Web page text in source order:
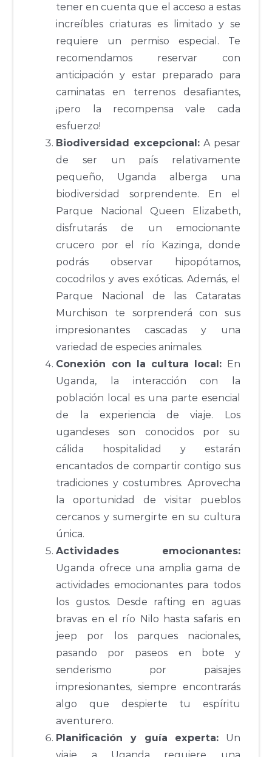
tener en cuenta que el acceso a estas
increíbles criaturas es limitado y se
requiere un permiso especial. Te
recomendamos reservar con
anticipación y estar preparado para
caminatas en terrenos desafiantes,
¡pero la recompensa vale cada
esfuerzo!
Biodiversidad excepcional: A pesar
de ser un país relativamente
pequeño, Uganda alberga una
biodiversidad sorprendente. En el
Parque Nacional Queen Elizabeth,
disfrutarás de un emocionante
crucero por el río Kazinga, donde
podrás observar hipopótamos,
cocodrilos y aves exóticas. Además, el
Parque Nacional de las Cataratas
Murchison te sorprenderá con sus
impresionantes cascadas y una
variedad de especies animales.
Conexión con la cultura local: En
Uganda, la interacción con la
población local es una parte esencial
de la experiencia de viaje. Los
ugandeses son conocidos por su
cálida hospitalidad y estarán
encantados de compartir contigo sus
tradiciones y costumbres. Aprovecha
la oportunidad de visitar pueblos
cercanos y sumergirte en su cultura
única.
Actividades emocionantes:
Uganda ofrece una amplia gama de
actividades emocionantes para todos
los gustos. Desde rafting en aguas
bravas en el río Nilo hasta safaris en
jeep por los parques nacionales,
pasando por paseos en bote y
senderismo por paisajes
impresionantes, siempre encontrarás
algo que despierte tu espíritu
aventurero.
Planificación y guía experta: Un